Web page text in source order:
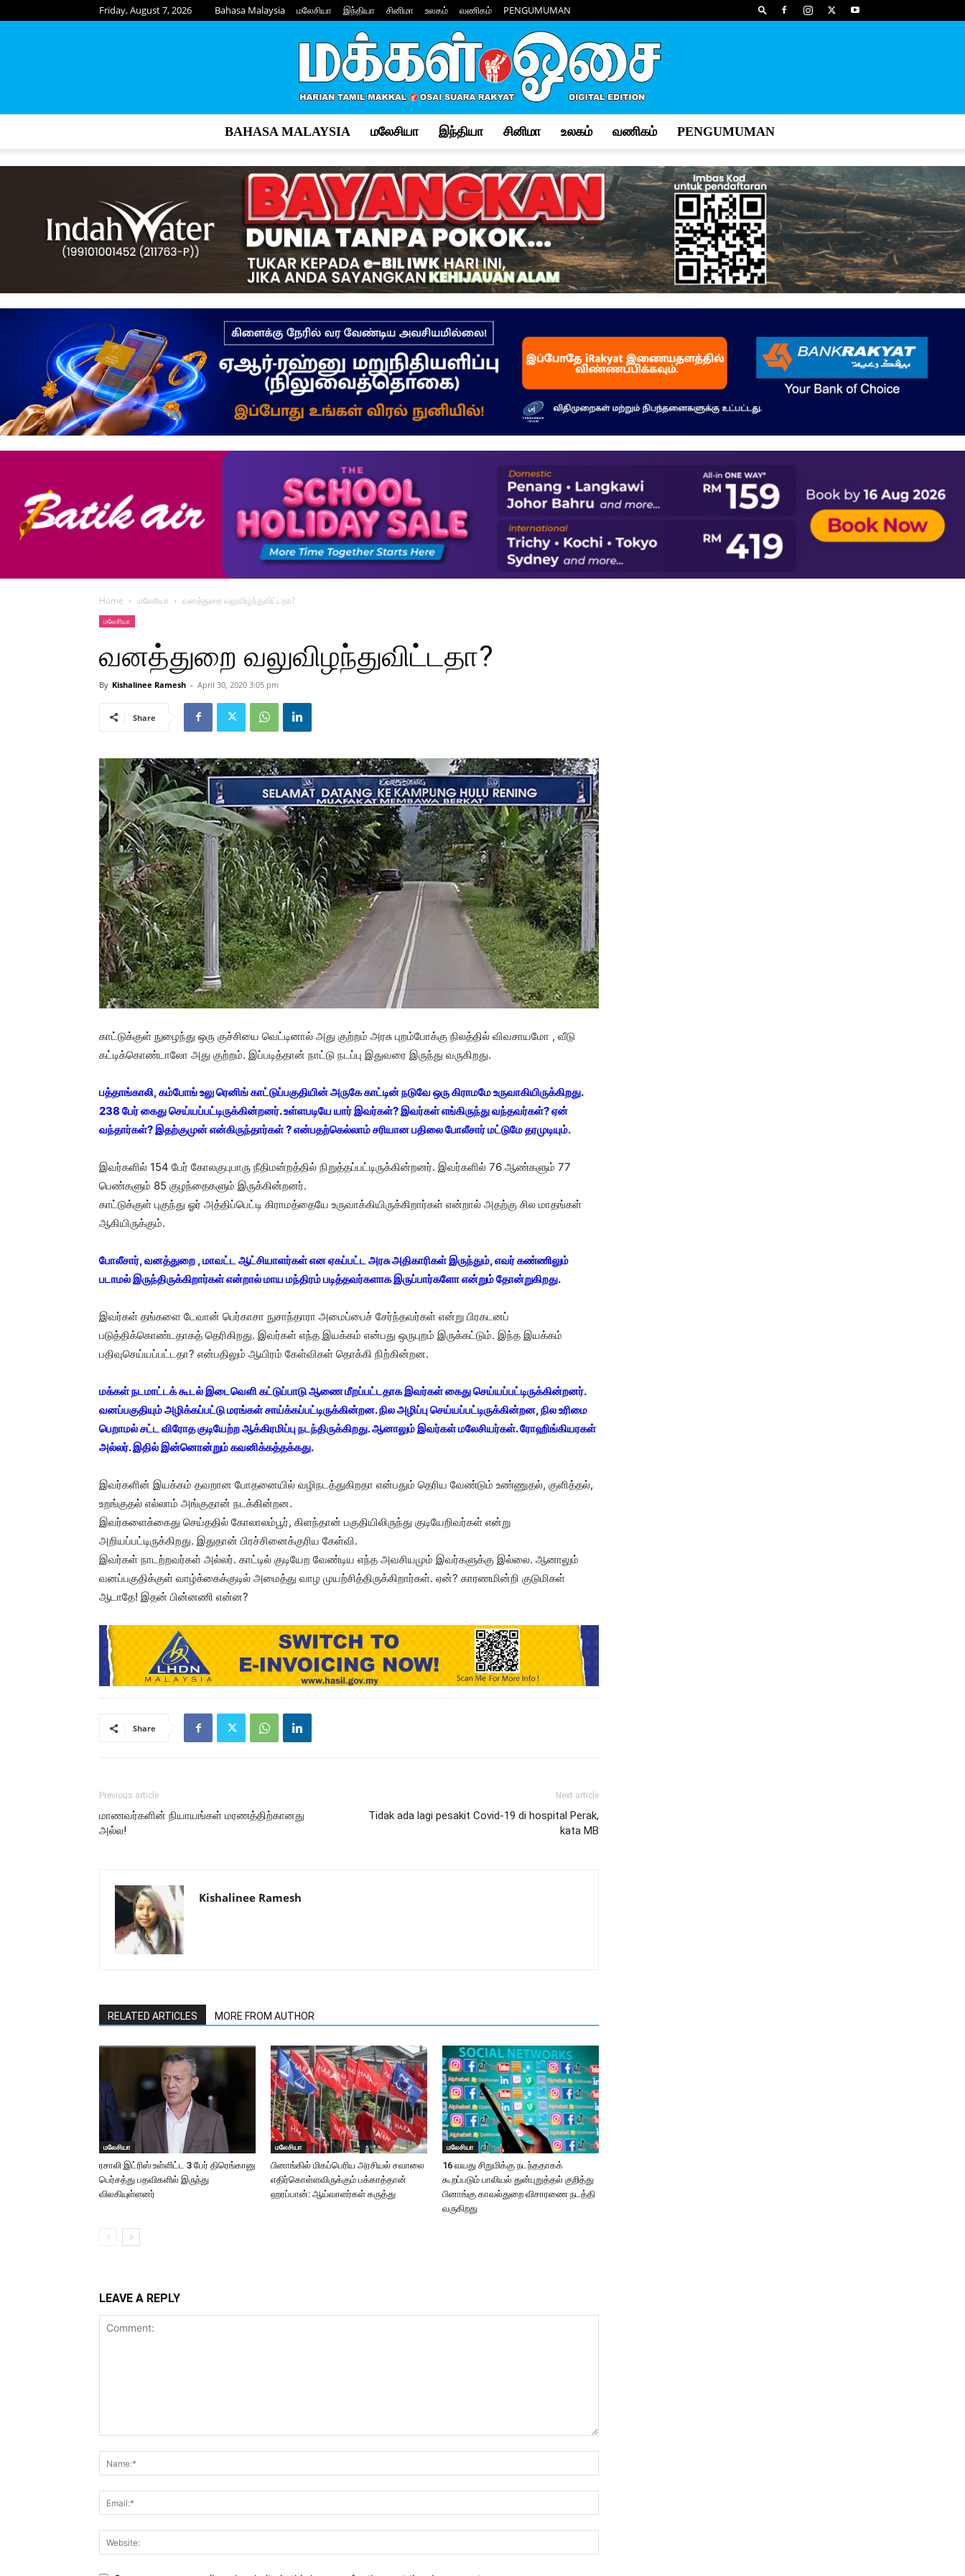
Friday, August 7, 2026 Bahasa Malaysia மலேசியா இந்தியா சினிமா உலகம் வணிகம் PENGUMUMAN
Osai
–
மக்கள்
BAHASA MALAYSIA மலேசியா இந்தியா சினிமா உலகம் வணிகம் PENGUMUMAN
Home மலேசியா வனத்துறை வலுவிழந்துவிட்டதா?
மலேசியா
வனத்துறை வலுவிழந்துவிட்டதா?
By Kishalinee Ramesh - April 30, 2020 3:05 pm
Share
காட்டுக்குள் நுழைந்து ஒரு குச்சியை வெட்டினால் அது குற்றம் அரசு புறம்போக்கு நிலத்தில் விவசாயமோ , வீடு
கட்டிக்கொண்டாலோ அது குற்றம். இப்படித்தான் நாட்டு நடப்பு இதுவரை இருந்து வருகிறது.
பத்தாங்காலி, கம்போங் உலு ரெனிங் காட்டுப்பகுதியின் அருகே காட்டின் நடுவே ஒரு கிராமமே உருவாகியிருக்கிறது.
238 பேர் கைது செய்யப்பட்டிருக்கின்றனர். உள்ளபடியே யார் இவர்கள்? இவர்கள் எங்கிருந்து வந்தவர்கள்? ஏன்
வந்தார்கள்? இதற்குமுன் என்கிருந்தார்கள் ? என்பதற்கெல்லாம் சரியான பதிலை போலீசார் மட்டுமே தரமுடியும்.
இவர்களில் 154 பேர் கோலகுபுபாரு நீதிமன்றத்தில் நிறுத்தப்பட்டிருக்கின்றனர். இவர்களில் 76 ஆண்களும் 77
பெண்களும் 85 குழந்தைகளும் இருக்கின்றனர்.
காட்டுக்குள் புகுந்து ஓர் அத்திப்பெட்டி கிராமத்தையே உருவாக்கியிருக்கிறார்கள் என்றால் அதற்கு சில மாதங்கள்
ஆகியிருக்கும்.
போலீசார், வனத்துறை , மாவட்ட ஆட்சியாளர்கள் என ஏகப்பட்ட அரசு அதிகாரிகள் இருந்தும், எவர் கண்ணிலும்
படாமல் இருந்திருக்கிறார்கள் என்றால் மாய மந்திரம் படித்தவர்களாக இருப்பார்களோ என்றும் தோன்றுகிறது.
இவர்கள் தங்களை டேவான் பெர்காசா நுசாந்தாரா அமைப்பைச் சேர்ந்தவர்கள் என்று பிரகடனப்
படுத்திக்கொண்டதாகத் தெரிகிறது. இவர்கள் எந்த இயக்கம் என்பது ஒருபுறம் இருக்கட்டும். இந்த இயக்கம்
பதிவுசெய்யப்பட்டதா? என்பதிலும் ஆயிரம் கேள்விகள் தொக்கி நிற்கின்றன.
மக்கள் நடமாட்டக் கூடல் இடைவெளி கட்டுப்பாடு ஆணை மீறப்பட்டதாக இவர்கள் கைது செய்யப்பட்டிருக்கின்றனர்.
வனப்பகுதியும் அழிக்கப்பட்டு மரங்கள் சாய்க்கப்பட்டிருக்கின்றன. நில அழிப்பு செய்யப்பட்டிருக்கின்றன, நில உரிமை
பெறாமல் சட்ட விரோத குடியேற்ற ஆக்கிரமிப்பு நடந்திருக்கிறது. ஆனாலும் இவர்கள் மலேசியர்கள். ரோஹிங்கியரகள்
அல்லர். இதில் இன்னொன்றும் கவனிக்கத்தக்கது.
இவர்களின் இயக்கம் தவறான போதனையில் வழிநடத்துகிறதா என்பதும் தெரிய வேண்டும் உண்ணுதல், குளித்தல்,
உறங்குதல் எல்லாம் அங்குதான் நடக்கின்றன.
இவர்களைக்கைது செய்ததில் கோலாலம்பூர், கிளந்தான் பகுதியிலிருந்து குடியேறிவர்கள் என்று
அறியப்பட்டிருக்கிறது. இதுதான் பிரச்சினைக்குரிய கேள்வி.
இவர்கள் நாடற்றவர்கள் அல்லர். காட்டில் குடியேற வேண்டிய எந்த அவசியமும் இவர்களுக்கு இல்லை. ஆனாலும்
வனப்பகுதிக்குள் வாழ்க்கைக்குடில் அமைத்து வாழ முயற்சித்திருக்கிறார்கள். ஏன்? காரணமின்றி குடுமிகள்
ஆடாதே! இதன் பின்னணி என்ன?
Share
Previous article
மாணவர்களின் நியாயங்கள் மரணத்திற்கானது
அல்ல!
Next article
Tidak ada lagi pesakit Covid-19 di hospital Perak,
kata MB
Kishalinee Ramesh
RELATED ARTICLES MORE FROM AUTHOR
மலேசியா
ரசாலி இட்ரிஸ் உள்ளிட்ட 3 பேர் திரெங்கானு
பெர்சத்து பதவிகளில் இருந்து
விலகியுள்ளனர்
மலேசியா
பினாங்கில் மிகப்பெரிய அரசியல் சவாலை
எதிர்கொள்ளவிருக்கும் பக்காத்தான்
ஹரப்பான்: ஆய்வாளர்கள் கருத்து
மலேசியா
16 வயது சிறுமிக்கு நடந்ததாகக்
கூறப்படும் பாலியல் துன்புறுத்தல் குறித்து
பினாங்கு காவல்துறை விசாரணை நடத்தி
வருகிறது
LEAVE A REPLY